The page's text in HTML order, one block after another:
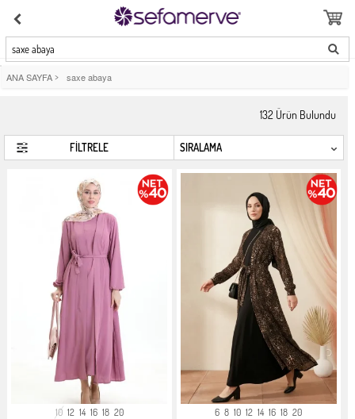
saxe abaya
ANA SAYFA > saxe abaya
132 Ürün Bulundu
FİLTRELE
10 12 14 16 18 20 6 8 10 12 14 16 18 20